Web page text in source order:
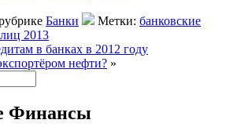
Банки Метки: банковские
2013
в банках в 2012 году
нефти? »
Финансы